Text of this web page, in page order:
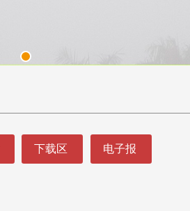
下载区 电子报